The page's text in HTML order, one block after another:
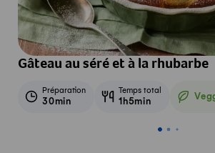
Gâteau au séré et à la rhubarbe
Préparation
30min
Temps total
1h5min Veggie